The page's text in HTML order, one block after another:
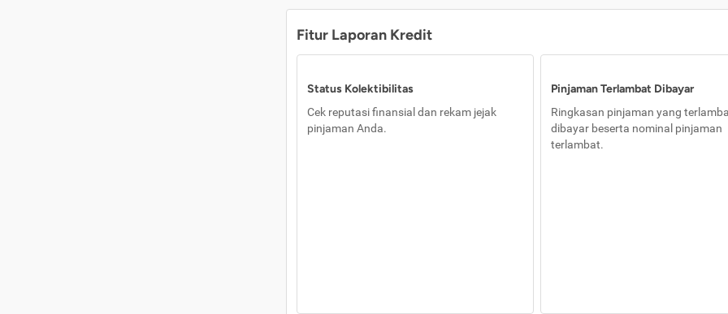
Fitur Laporan Kredit
Status Kolektibilitas
Cek reputasi finansial dan rekam jejak
pinjaman Anda.
Pinjaman Terlambat Dibayar
Ringkasan pinjaman yang
dibayar beserta nominal pinjaman
terlambat.